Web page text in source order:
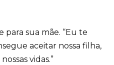
para sua mãe. “Eu te
aceitar nossa filha,
vidas.”